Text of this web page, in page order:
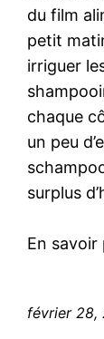
du film
petit
irriguer
chaque
un peu
surplus
En savoir
février 28,